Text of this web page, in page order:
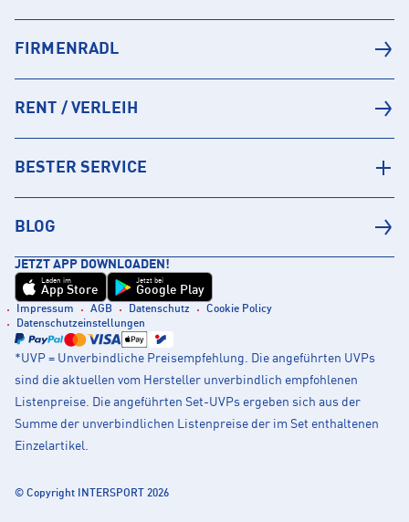
FIRMENRADL
RENT / VERLEIH
BESTER SERVICE
BLOG
JETZT APP DOWNLOADEN!
Laden im
App Store
Jetzt bei
Google Play
Impressum AGB Datenschutz
Cookie Policy
Datenschutzeinstellungen
*UVP = Unverbindliche Preisempfehlung. Die angeführten UVPs
sind die aktuellen vom Hersteller unverbindlich empfohlenen
Listenpreise. Die angeführten Set-UVPs ergeben sich aus der
Summe der unverbindlichen Listenpreise der im Set enthaltenen
Einzelartikel.
© Copyright INTERSPORT 2026